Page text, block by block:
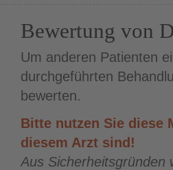
Bewertung von
Um anderen Patienten
durchgeführten
bewerten.
Bitte nutzen Sie diese
diesem Arzt sind!
Aus Sicherheitsgründen